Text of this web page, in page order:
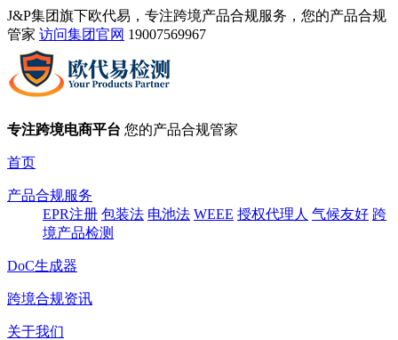
J&P集团旗下欧代易，专注跨境产品合规服务，您的产品合规
管家 访问集团官网 19007569967
专注跨境电商平台 您的产品合规管家
首页
产品合规服务
EPR注册 包装法 电池法 WEEE 授权代理人 气候友好 跨
境产品检测
DoC生成器
跨境合规资讯
关于我们